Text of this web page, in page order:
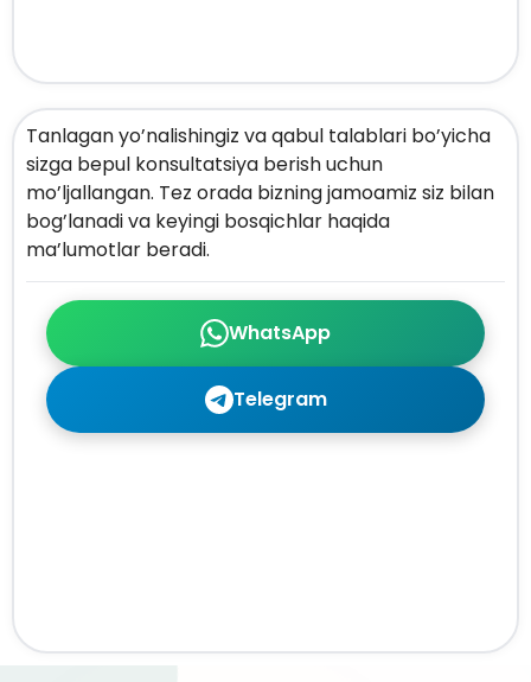
WhatsApp
Telegram
Tanlagan yo’nalishingiz va qabul talablari bo’yicha
sizga bepul konsultatsiya berish uchun
mo’ljallangan. Tez orada bizning jamoamiz siz bilan
bog’lanadi va keyingi bosqichlar haqida
ma’lumotlar beradi.